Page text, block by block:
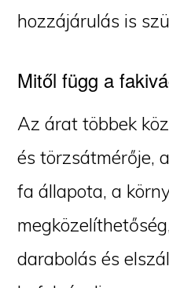
hozzájárulás is
Mitől függ a
Az árat többek
és törzsátmérője,
fa állapota, a
darabolás és